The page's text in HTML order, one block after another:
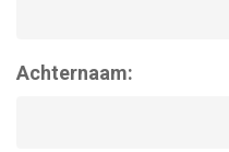
Achternaam: